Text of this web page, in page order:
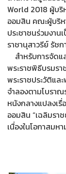
World 2018 ผู้บ
ออมสิน คณะผู้บริห
ประชาชนร่วมงา
ราชานุสาวรีย์ รัช
สำหรับการจัดแ
พระราชพิธีบรมร
พระราชประวัติแ
จำลองตามโบราณ
หนังกลางแปลงเ
ออมสิน “เฉลิมรา
เนื่องในโอกาสมห